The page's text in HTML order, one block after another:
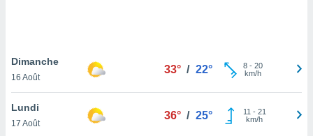
pas
de
à
Dimanche
16 Août
33° / 22° 8- 20
km/h
Lundi
17 Août
36° / 25° 11 - 21
km/h